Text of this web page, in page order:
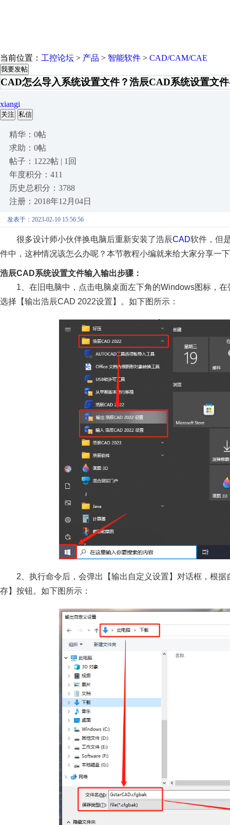
当前位置： 工控论坛 > 产品 > 智能软件 > CAD/CAM/CAE
我要发帖
CAD怎么导入系统设置文件？浩辰CAD系统设置文
xiangi
关注 私信
精华：0帖
求助：0帖
帖子：1222帖 | 1回
年度积分：411
历史总积分：3788
注册：2018年12月04日
发表于：2023-02-10 15:56:56
很多设计师小伙伴换电脑后重新安装了浩辰CAD软件，但
件中，这种情况该怎么办呢？本节教程小编就来给大家分享一
浩辰CAD系统设置文件输入输出步骤：
1、在旧电脑中，点击电脑桌面左下角的Windows图标，
选择【输出浩辰CAD 2022设置】。如下图所示：
2、执行命令后，会弹出【输出自定义设置】对话框，根
存】按钮。如下图所示：